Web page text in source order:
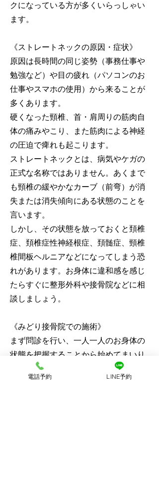
クになっている方が多くいらっしゃい
ます。
《ストレートネックの原因・症状》
原因は長時間の同じ姿勢（事務仕事や
勉強など）や目の疲れ（パソコンのお
仕事やスマホの使用）から来ることが
多くあります。
硬くなった頸椎、首・肩周りの筋肉自
体の痛みやこり、また筋肉による神経
の圧迫で痺れも起こります。
ストレートネックとは、病気やケガの
正式な名称ではありません。あくまで
も頸椎の緩やかなカーブ（前弯）が消
失または消失傾向にある状態のことを
言います。
しかし、その状態を放っておくと頚椎
症、頚椎症性神経根症、頚髄症、頸椎
椎間板ヘルニアなどになってしまう恐
れがあります。お身体に違和感を感じ
たらすぐに整形外科や接骨院などに相
談しましょう。
《みどり接骨院での施術》
まず問診を行い、一人一人のお身体の
状態を把握することから始めてまいり
ます。可動域の確認、筋肉の硬さ、筋
肉の柔軟性などに身体の状態を全て検
電話予約 LINE予約